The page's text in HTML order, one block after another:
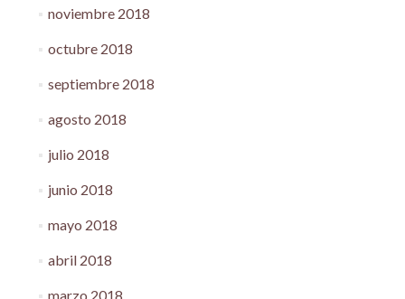
noviembre 2018
octubre 2018
septiembre 2018
agosto 2018
julio 2018
junio 2018
mayo 2018
abril 2018
marzo 2018